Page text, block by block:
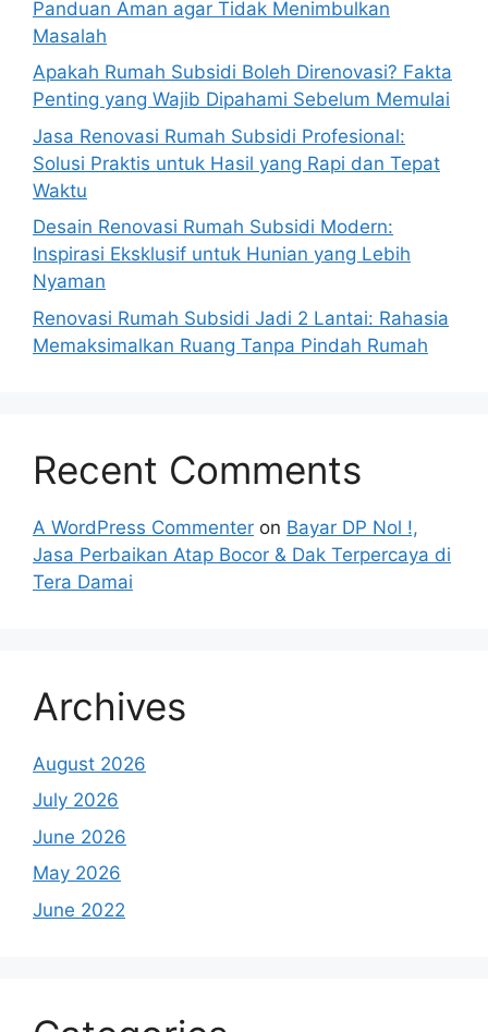
Panduan Aman agar Tidak Menimbulkan
Masalah
Apakah Rumah Subsidi Boleh Direnovasi? Fakta
Penting yang Wajib Dipahami Sebelum Memulai
Jasa Renovasi Rumah Subsidi Profesional:
Solusi Praktis untuk Hasil yang Rapi dan Tepat
Waktu
Desain Renovasi Rumah Subsidi Modern:
Inspirasi Eksklusif untuk Hunian yang Lebih
Nyaman
Renovasi Rumah Subsidi Jadi 2 Lantai: Rahasia
Memaksimalkan Ruang Tanpa Pindah Rumah
Recent Comments
A WordPress Commenter on Bayar DP Nol !,
Jasa Perbaikan Atap Bocor & Dak Terpercaya di
Tera Damai
Archives
August 2026
July 2026
June 2026
May 2026
June 2022